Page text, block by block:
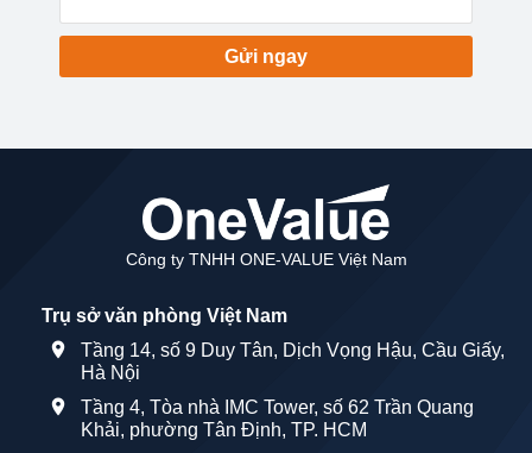
Gửi ngay
Công ty TNHH ONE-VALUE Việt Nam
Trụ sở văn phòng Việt Nam
Tầng 14, số 9 Duy Tân, Dịch Vọng Hậu, Cầu Giấy,
Hà Nội
Tầng 4, Tòa nhà IMC Tower, số 62 Trần Quang
Khải, phường Tân Định, TP. HCM